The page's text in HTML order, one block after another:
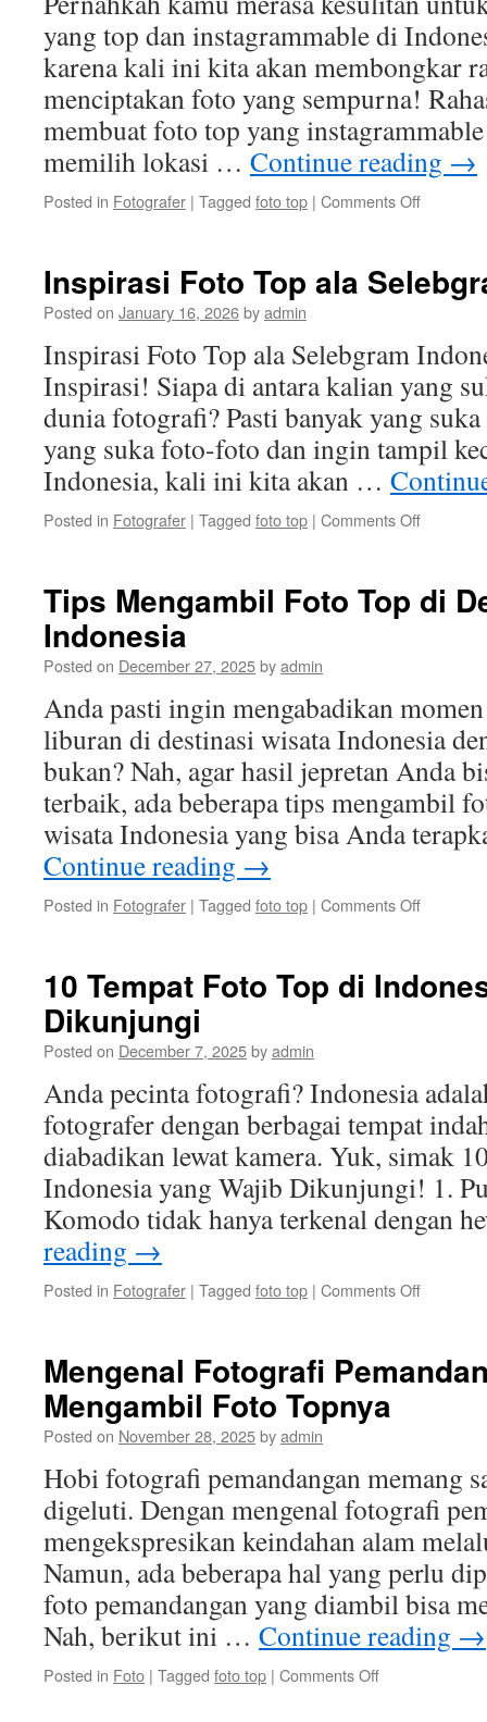
Top
yang top dan instagrammable di
karena kali ini kita akan membongkar
menciptakan foto yang sempurna!
membuat foto top yang
memilih lokasi … Continue reading →
Posted in Fotografer | Tagged foto top | Comments Offon
Top
di
Indonesia
Inspirasi Foto Top ala
Posted on January 16, 2026byadmin
Inspirasi Foto Top ala Selebgram
Inspirasi! Siapa di antara kalian yang
dunia fotografi? Pasti banyak yang
yang suka foto-foto dan ingin tampil
Indonesia, kali ini kita akan …
Posted in Fotografer | Tagged foto top | Comments Offon
ala
Tips Mengambil Foto Top di
Indonesia
Posted on December 27, 2025byadmin
Anda pasti ingin mengabadikan
liburan di destinasi wisata Indonesia
bukan? Nah, agar hasil jepretan Anda
terbaik, ada beberapa tips mengambil
wisata Indonesia yang bisa Anda
Continue reading →
Posted in Fotografer | Tagged foto top | Comments Offon
Top
10 Tempat Foto Top di
Dikunjungi
Posted on December 7, 2025byadmin
Anda pecinta fotografi? Indonesia
fotografer dengan berbagai tempat
diabadikan lewat kamera. Yuk, simak
Indonesia yang Wajib Dikunjungi! 1.
Komodo tidak hanya terkenal dengan
reading →
Posted in Fotografer | Tagged foto top | Comments Offon
Top
Mengenal Fotografi
Mengambil Foto Topnya
Posted on November 28, 2025byadmin
Hobi fotografi pemandangan memang
digeluti. Dengan mengenal fotografi
mengekspresikan keindahan alam
Namun, ada beberapa hal yang perlu
foto pemandangan yang diambil bisa
Nah, berikut ini … Continue reading →
Posted in Foto | Tagged foto top | Comments Offon